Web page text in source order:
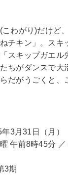
わがり)だけど
チキン」。スキ
スキップガエル
ちがダンスで大
だがうごくと、
3月31日（月）
午前8時45分
3期